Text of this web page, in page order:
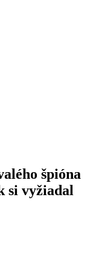
špióna
si vyžiadal